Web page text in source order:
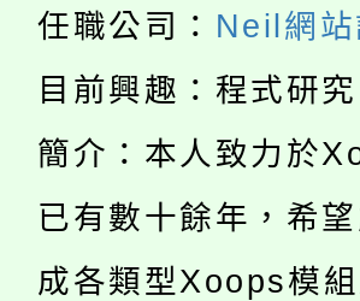
程，歡迎學
心理、諮商
系所師生報名
會
115年食農教
程
學期銜接期
學籍身 分審
版
淨零綠領人才
公告本校115
代理(課)教師
「2026金融
任職公司： Neil網
目前興趣：程式研
簡介：本人致力於
已有數十餘年，希
成各類型Xoops模